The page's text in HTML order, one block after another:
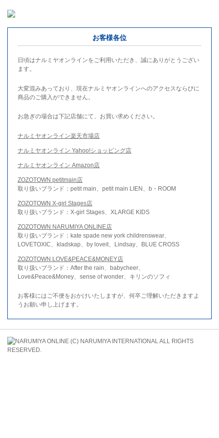
お客様各位
日頃はナルミヤオンラインをご利用いただき、誠にありがとうござい
ます。
大変混みあっており、現在ナルミヤオンラインへのアクセスならびに
商品のご購入ができません。
お急ぎの場合は下記店舗にて、お買い求めください。
ナルミヤオンライン楽天市場店
ナルミヤオンライン Yahoo!ショッピング店
ナルミヤオンライン Amazon店
ZOZOTOWN petitmain店
取り扱いブランド：petit main、petit main LIEN、b・ROOM
ZOZOTOWN X-girl Stages店
取り扱いブランド：X-girl Stages、XLARGE KIDS
ZOZOTOWN NARUMIYA ONLINE店
取り扱いブランド：kate spade new york childrenswear、
LOVETOXIC、kladskap、by loveit、Lindsay、BLUE CROSS
ZOZOTOWN LOVE&PEACE&MONEY店
取り扱いブランド：After the rain、babycheer、
Love&Peace&Money、sense of wonder、キリンのソフィ
お客様にはご不便をおかけいたしますが、何卒ご理解いただきますよ
うお願い申し上げます。